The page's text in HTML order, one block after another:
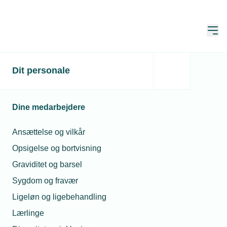
Dit personale
Dine medarbejdere
Ansættelse og vilkår
Opsigelse og bortvisning
Graviditet og barsel
Sygdom og fravær
Ligeløn og ligebehandling
Lærlinge
Har du egentlig en plan –
Publiceret: 16. jun. 2025